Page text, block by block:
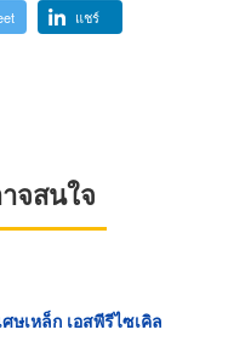
แชร์
จสนใจ
ษเหล็ก เอสพีรีไซเคิล